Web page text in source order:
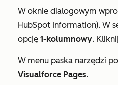
W oknie dialogowym
HubSpot Information). W
opcję 1-kolumnowy.
W menu paska narzędzi
Visualforce Pages.